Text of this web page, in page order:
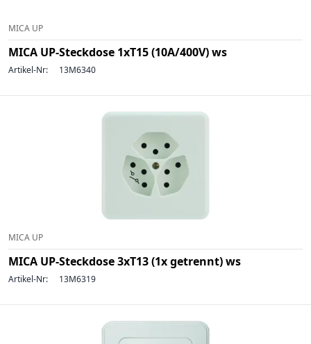
MICA UP
MICA UP-Steckdose 1xT15 (10A/400V) ws
Artikel-Nr: 13M6340
MICA UP
MICA UP-Steckdose 3xT13 (1x getrennt) ws
Artikel-Nr: 13M6319